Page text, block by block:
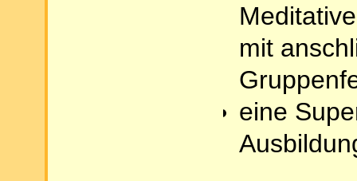
mit
eine